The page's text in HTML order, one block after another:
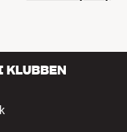
KLUBBEN